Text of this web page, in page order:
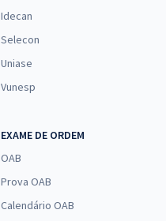
Idecan
Selecon
Uniase
Vunesp
EXAME DE ORDEM
OAB
Prova OAB
Calendário OAB